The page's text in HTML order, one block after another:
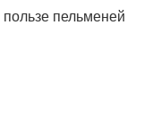
пельменей